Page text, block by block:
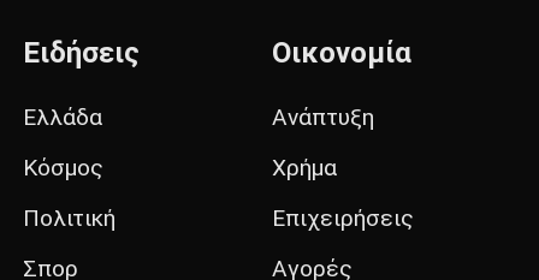
Ειδήσεις
Ελλάδα
Κόσμος
Πολιτική
Σπορ
Οικονομία
Ανάπτυξη
Χρήμα
Επιχειρήσεις
Αγορές